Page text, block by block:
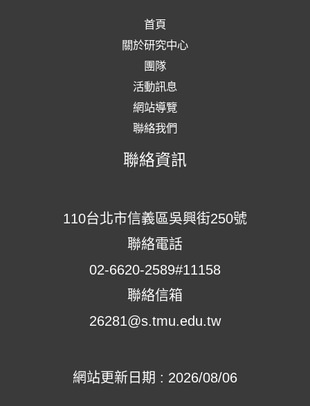
首頁
關於研究中心
團隊
活動訊息
網站導覽
聯絡我們
聯絡資訊
110台北市信義區吳興街250號
聯絡電話
02-6620-2589#11158
聯絡信箱
26281@s.tmu.edu.tw
網站更新日期 : 2026/08/06